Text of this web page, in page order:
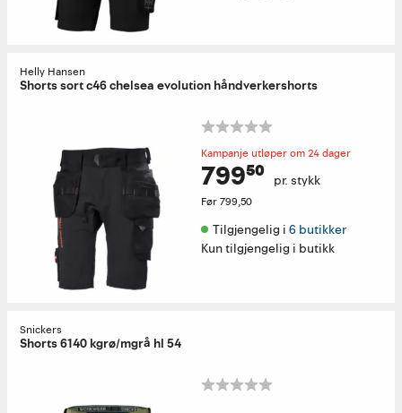
Helly Hansen
Shorts sort c46 chelsea evolution håndverkershorts
Kampanje utløper om 24 dager
799⁵⁰ pr. stykk
Før799,50
Tilgjengelig i 6 butikker
Kun tilgjengelig i butikk
Snickers
Shorts 6140 kgrø/mgrå hl 54